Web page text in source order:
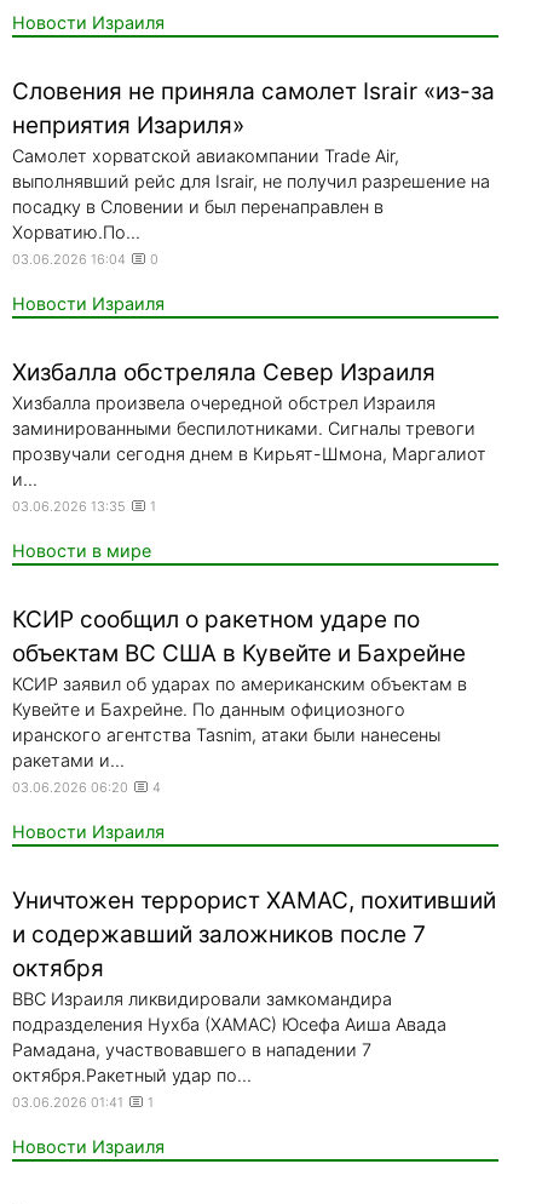
Новости Израиля
Словения не приняла самолет Israir «из-за
неприятия Изариля»
Самолет хорватской авиакомпании Trade Air,
выполнявший рейс для Israir, не получил разрешение на
посадку в Словении и был перенаправлен в
Хорватию.По...
03.06.2026 16:04 0
Новости Израиля
Хизбалла обстреляла Север Израиля
Хизбалла произвела очередной обстрел Израиля
заминированными беспилотниками. Сигналы тревоги
прозвучали сегодня днем в Кирьят-Шмона, Маргалиот
и...
03.06.2026 13:35 1
Новости в мире
КСИР сообщил о ракетном ударе по
объектам ВС США в Кувейте и Бахрейне
КСИР заявил об ударах по американским объектам в
Кувейте и Бахрейне. По данным официозного
иранского агентства Tasnim, атаки были нанесены
ракетами и...
03.06.2026 06:20 4
Новости Израиля
Уничтожен террорист ХАМАС, похитивший
и содержавший заложников после 7
октября
ВВС Израиля ликвидировали замкомандира
подразделения Нухба (ХАМАС) Юсефа Аиша Авада
Рамадана, участвовавшего в нападении 7
октября.Ракетный удар по...
03.06.2026 01:41 1
Новости Израиля